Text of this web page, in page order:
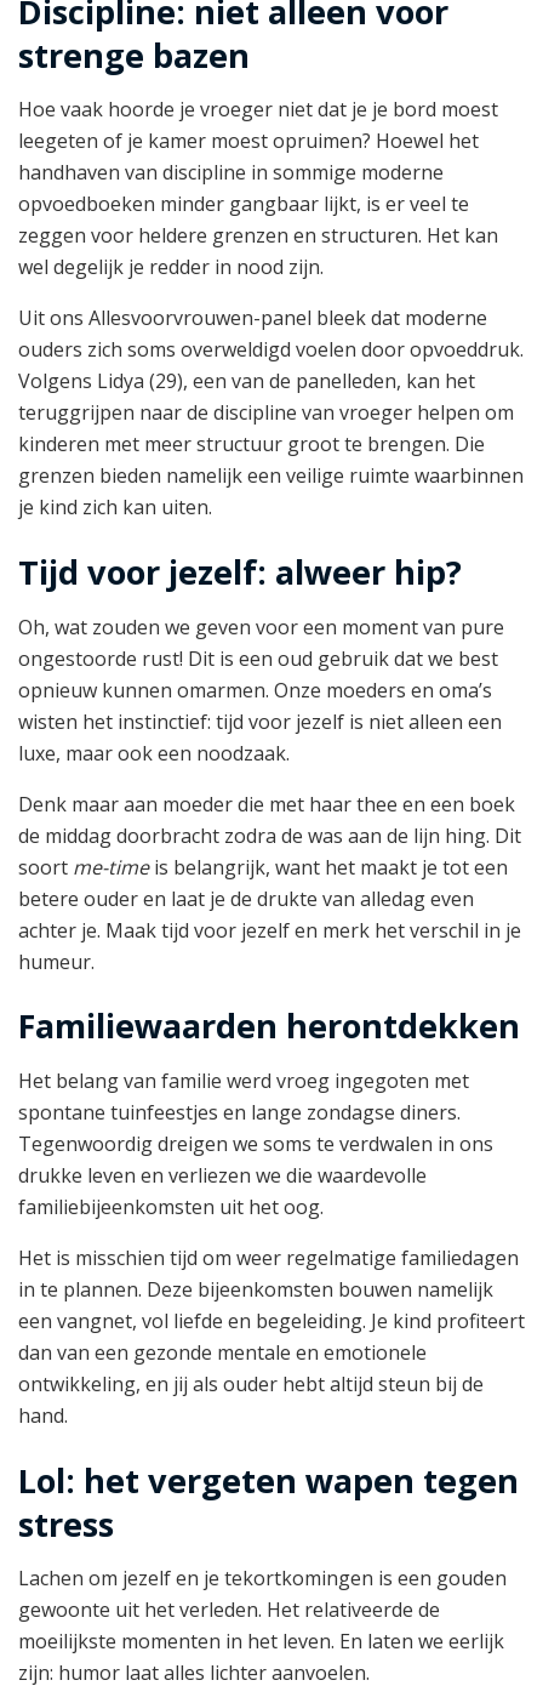
Discipline: niet alleen voor
strenge bazen
Hoe vaak hoorde je vroeger niet dat je je bord moest
leegeten of je kamer moest opruimen? Hoewel het
handhaven van discipline in sommige moderne
opvoedboeken minder gangbaar lijkt, is er veel te
zeggen voor heldere grenzen en structuren. Het kan
wel degelijk je redder in nood zijn.
Uit ons Allesvoorvrouwen-panel bleek dat moderne
ouders zich soms overweldigd voelen door opvoeddruk.
Volgens Lidya (29), een van de panelleden, kan het
teruggrijpen naar de discipline van vroeger helpen om
kinderen met meer structuur groot te brengen. Die
grenzen bieden namelijk een veilige ruimte waarbinnen
je kind zich kan uiten.
Tijd voor jezelf: alweer hip?
Oh, wat zouden we geven voor een moment van pure
ongestoorde rust! Dit is een oud gebruik dat we best
opnieuw kunnen omarmen. Onze moeders en oma’s
wisten het instinctief: tijd voor jezelf is niet alleen een
luxe, maar ook een noodzaak.
Denk maar aan moeder die met haar thee en een boek
de middag doorbracht zodra de was aan de lijn hing. Dit
soort me-timeis belangrijk, want het maakt je tot een
betere ouder en laat je de drukte van alledag even
achter je. Maak tijd voor jezelf en merk het verschil in je
humeur.
Familiewaarden herontdekken
Het belang van familie werd vroeg ingegoten met
spontane tuinfeestjes en lange zondagse diners.
Tegenwoordig dreigen we soms te verdwalen in ons
drukke leven en verliezen we die waardevolle
familiebijeenkomsten uit het oog.
Het is misschien tijd om weer regelmatige familiedagen
in te plannen. Deze bijeenkomsten bouwen namelijk
een vangnet, vol liefde en begeleiding. Je kind profiteert
dan van een gezonde mentale en emotionele
ontwikkeling, en jij als ouder hebt altijd steun bij de
hand.
Lol: het vergeten wapen tegen
stress
Lachen om jezelf en je tekortkomingen is een gouden
gewoonte uit het verleden. Het relativeerde de
moeilijkste momenten in het leven. En laten we eerlijk
zijn: humor laat alles lichter aanvoelen.